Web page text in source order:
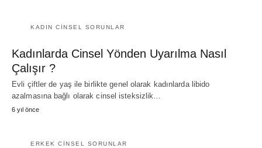
KADIN CINSEL SORUNLAR
Kadınlarda Cinsel Yönden Uyarılma Nasıl
Çalışır ?
Evli çiftler de yaş ile birlikte genel olarak kadınlarda libido
azalmasına bağlı olarak cinsel isteksizlik…
6 yıl önce
ERKEK CINSEL SORUNLAR